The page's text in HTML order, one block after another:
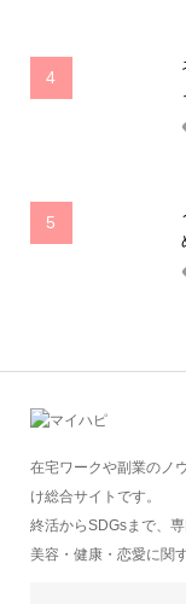
4
5
在宅ワークや副業のノ
け総合サイトです。
終活からSDGsまで、
美容・健康・恋愛に関